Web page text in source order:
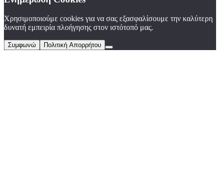
Χρησιμοποιούμε cookies για να σας εξασφαλίσουμε την καλύτερη
δυνατή εμπειρία πλοήγησης στον ιστότοπό μας.
Συμφωνώ Πολιτική Απορρήτου